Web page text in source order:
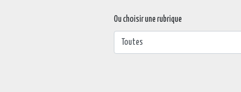
Ou choisir une rubrique